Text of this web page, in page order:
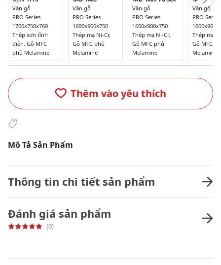
Vân gỗ
PRO Series
1700x750x760
Thép sơn tĩnh
điện, Gỗ MFC
phủ Melamine
Vân gỗ
PRO Series
1600x900x750
Thép mạ Ni-Cr,
Gỗ MFC phủ
Melamine
Vân gỗ
PRO Series
1600x900x750
Thép mạ Ni-Cr,
Gỗ MFC phủ
Melamine
Vân gỗ
PRO Series
Thép mạ
Gỗ MFC
Melamine
Thêm vào yêu thích
Mô Tả Sản Phẩm
Thông tin chi tiết sản phẩm
Đánh giá sản phẩm
(0)